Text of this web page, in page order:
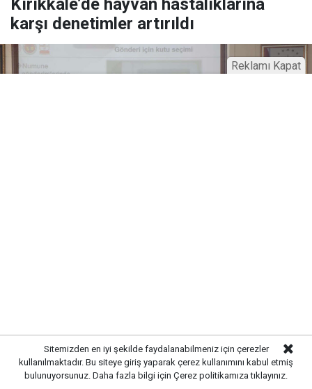
Kırıkkale’de hayvan hastalıklarına
karşı denetimler artırıldı
Kırıkkale’de hayvan sağlığını tehdit eden hastalıklara
karşı önlemler artırıldı. Tarım ve hayvancılık
alanında güvenliği sağlamak amacıyla ekipler
Sitemizden en iyi şekilde faydalanabilmeniz için çerezler
kullanılmaktadır. Bu siteye giriş yaparak çerez kullanımını kabul etmiş
bulunuyorsunuz. Daha fazla bilgi için Çerez politikamıza tıklayınız.
Reklamı Kapat